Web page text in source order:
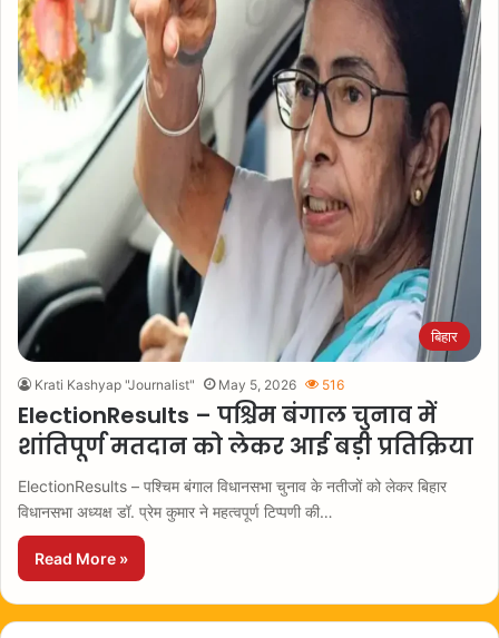
बिहार
Krati Kashyap "Journalist" May 5, 2026 516
ElectionResults – पश्चिम बंगाल चुनाव में
शांतिपूर्ण मतदान को लेकर आई बड़ी प्रतिक्रिया
ElectionResults – पश्चिम बंगाल विधानसभा चुनाव के नतीजों को लेकर बिहार
विधानसभा अध्यक्ष डॉ. प्रेम कुमार ने महत्वपूर्ण टिप्पणी की…
Read More »